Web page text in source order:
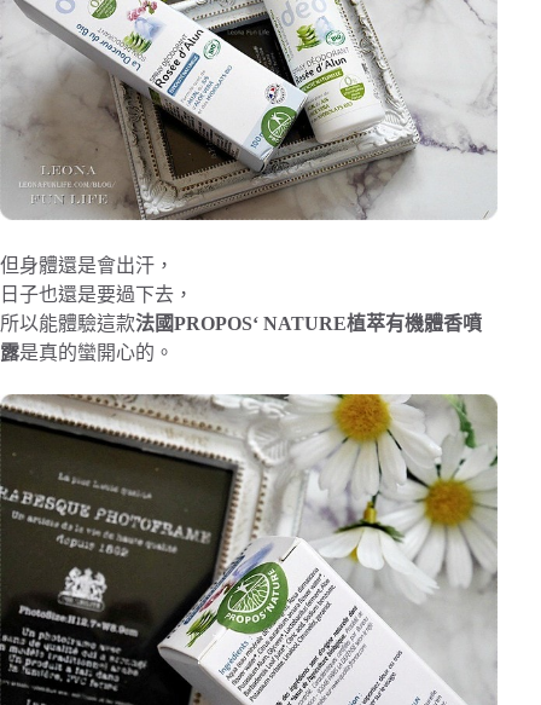
但身體還是會出汗，
日子也還是要過下去，
所以能體驗這款法國PROPOS‘ NATURE植萃有機體香噴
露是真的蠻開心的。